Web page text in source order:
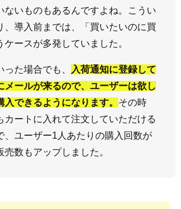
ないものもあるんですよね。こうい
、導入前までは、「買いたいのに買
ケースが多発していました。
た場合でも、
入荷通知に登録して
メールが来るので、ユーザーは欲し
できるようになります。 その時
カートに入れて注文していただける
、ユーザー1人あたりの購入回数が
数もアップしました。